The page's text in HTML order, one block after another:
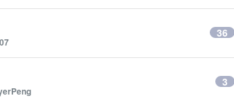
36
3